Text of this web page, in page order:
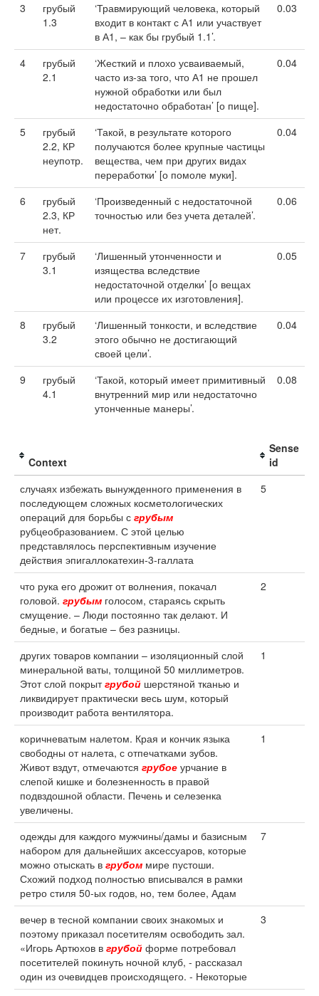
3
грубый
1.3
‘Травмирующий человека, который
входит в контакт с А1 или участвует
в А1, – как бы грубый 1.1’.
0.03
4
грубый
2.1
‘Жесткий и плохо усваиваемый,
часто из-за того, что А1 не прошел
нужной обработки или был
недостаточно обработан’ [о пище].
0.04
5
грубый
2.2, КР
неупотр.
‘Такой, в результате которого
получаются более крупные частицы
вещества, чем при других видах
переработки’ [о помоле муки].
0.04
6
грубый
2.3, КР
нет.
‘Произведенный с недостаточной
точностью или без учета деталей’.
0.06
7
грубый
3.1
‘Лишенный утонченности и
изящества вследствие
недостаточной отделки’ [о вещах
или процессе их изготовления].
0.05
8
грубый
3.2
‘Лишенный тонкости, и вследствие
этого обычно не достигающий
своей цели’.
0.04
9
грубый
4.1
‘Такой, который имеет примитивный
внутренний мир или недостаточно
утонченные манеры’.
0.08
Context
Sense
id
случаях избежать вынужденного применения в
последующем сложных косметологических
операций для борьбы с грубым
рубцеобразованием. С этой целью
представлялось перспективным изучение
действия эпигаллокатехин-3-галлата
5
что рука его дрожит от волнения, покачал
головой. грубым голосом, стараясь скрыть
смущение. – Люди постоянно так делают. И
бедные, и богатые – без разницы.
2
других товаров компании – изоляционный слой
минеральной ваты, толщиной 50 миллиметров.
Этот слой покрытгрубой шерстяной тканью и
ликвидирует практически весь шум, который
производит работа вентилятора.
1
коричневатым налетом. Края и кончик языка
свободны от налета, с отпечатками зубов.
Живот вздут, отмечаются грубое урчание в
слепой кишке и болезненность в правой
подвздошной области. Печень и селезенка
увеличены.
1
одежды для каждого мужчины/дамы и базисным
набором для дальнейших аксессуаров, которые
можно отыскать в грубом мире пустоши.
Схожий подход полностью вписывался в рамки
ретро стиля 50-ых годов, но, тем более, Адам
7
вечер в тесной компании своих знакомых и
поэтому приказал посетителям освободить зал.
«Игорь Артюхов в грубой форме потребовал
посетителей покинуть ночной клуб, - рассказал
один из очевидцев происходящего. - Некоторые
3